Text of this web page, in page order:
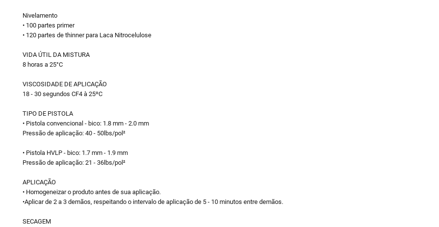
Nivelamento
• 100 partes primer
• 120 partes de thinner para Laca Nitrocelulose
VIDA ÚTIL DA MISTURA
8 horas a 25°C
VISCOSIDADE DE APLICAÇÃO
18 - 30 segundos CF4 à 25ºC
TIPO DE PISTOLA
• Pistola convencional - bico: 1.8 mm - 2.0 mm
Pressão de aplicação: 40 - 50lbs/pol²
• Pistola HVLP - bico: 1.7 mm - 1.9 mm
Pressão de aplicação: 21 - 36lbs/pol²
APLICAÇÃO
• Homogeneizar o produto antes de sua aplicação.
•Aplicar de 2 a 3 demãos, respeitando o intervalo de aplicação de 5 - 10 minutos entre demãos.
SECAGEM